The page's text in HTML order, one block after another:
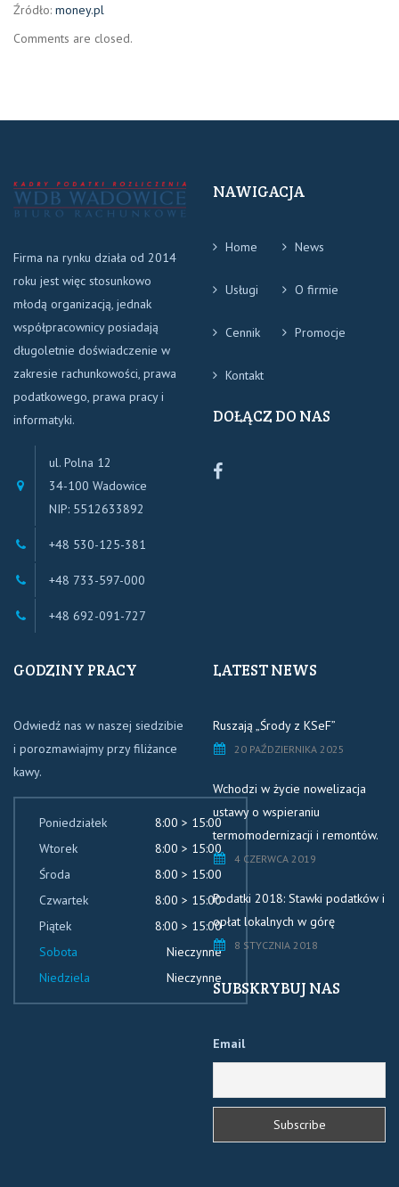
Źródło: money.pl
Comments are closed.
Firma na rynku działa od 2014
roku jest więc stosunkowo
młodą organizacją, jednak
współpracownicy posiadają
długoletnie doświadczenie w
zakresie rachunkowości, prawa
podatkowego, prawa pracy i
informatyki.
ul. Polna 12
34-100 Wadowice
NIP: 5512633892
+48 530-125-381
+48 733-597-000
+48 692-091-727
NAWIGACJA
Home News
Usługi O firmie
Cennik Promocje
Kontakt
DOŁĄCZ DO NAS
Biuro
GODZINY PRACY
Odwiedź nas w naszej siedzibie
i porozmawiajmy przy filiżance
kawy.
Poniedziałek
8:00 > 15:00
Wtorek
8:00 > 15:00
Środa
8:00 > 15:00
Czwartek
8:00 > 15:00
Piątek
8:00 > 15:00
Sobota
Nieczynne
Niedziela
Nieczynne
LATEST NEWS
Ruszają „Środy z KSeF”
20 PAŹDZIERNIKA 2025
Wchodzi w życie nowelizacja
ustawy o wspieraniu
termomodernizacji i remontów.
4 CZERWCA 2019
Podatki 2018: Stawki podatków i
opłat lokalnych w górę
8 STYCZNIA 2018
SUBSKRYBUJ NAS
Email